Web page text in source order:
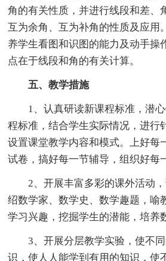
角的有关性质，并进行线段和差、
互为余角、互为补角的性质及应用
养学生看图和识图的能力及动手操
点在于线段和角的有关计算。
五、教学措施
1、认真研读新课程标准，潜心
程标准，结合学生实际情况，进行
设置课堂教学内容和模式。上好每
试卷，搞好每一节辅导，组织好每
2、开展丰富多彩的课外活动，
绍数学家、数学史、数学趣题，喻
学习兴趣，挖掘学生的潜能，培养
3、开展分层教学实验，使不同
识，使人人能学到有用的知识，使